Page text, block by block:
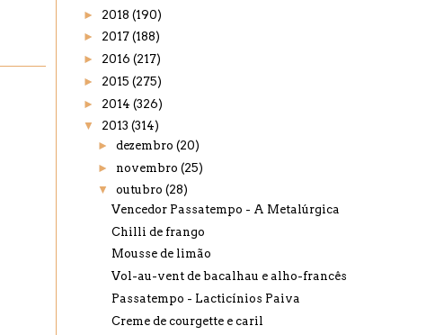
► 2018 (190)
► 2017 (188)
► 2016 (217)
► 2015 (275)
► 2014 (326)
▼ 2013 (314)
► dezembro (20)
► novembro (25)
▼ outubro (28)
Vencedor Passatempo - A Metalúrgica
Chilli de frango
Mousse de limão
Vol-au-vent de bacalhau e alho-francês
Passatempo - Lacticínios Paiva
Creme de courgette e caril